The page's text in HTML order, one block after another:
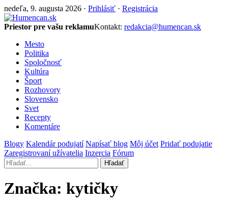
nedeľa, 9. augusta 2026 · Prihlásiť · Registrácia
Priestor pre vašu reklamuKontakt: redakcia@humencan.sk
Mesto
Politika
Spoločnosť
Kultúra
Šport
Rozhovory
Slovensko
Svet
Recepty
Komentáre
Blogy Kalendár podujatí Napísať blog Môj účet Pridať podujatie
Zaregistrovaní užívatelia Inzercia Fórum
Hľadať
Značka: kytičky